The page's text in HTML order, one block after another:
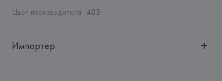
Цвет производителя: 405
Импортер